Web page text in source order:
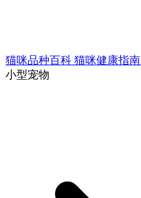
猫咪品种百科 猫咪健康指南
小型宠物